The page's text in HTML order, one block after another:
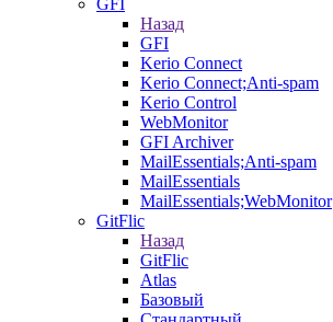
GFI
Назад
GFI
Kerio Connect
Kerio Connect;Anti-spam
Kerio Control
WebMonitor
GFI Archiver
MailEssentials;Anti-spam
MailEssentials
MailEssentials;WebMonitor
GitFlic
Назад
GitFlic
Atlas
Базовый